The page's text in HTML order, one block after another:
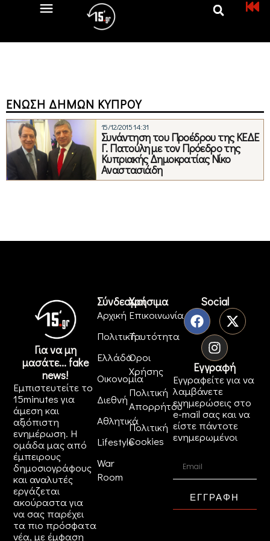
ΈΝΩΣΗ ΔΉΜΩΝ ΚΎΠΡΟΥ
15/12/2015 14:31
Συνάντηση του Προέδρου της ΚΕΔΕ
Γ. Πατούλη με τον Πρόεδρο της
Κυπριακής Δημοκρατίας Νίκο
Αναστασιάδη
Για να μη
μασάτε... fake
news!
Εμπιστευτείτε το
15minutes για
άμεση και
αξιόπιστη
ενημέρωση. Η
ομάδα μας από
έμπειρους
δημοσιογράφους
και αναλυτές
εργάζεται
ακούραστα για
να σας παρέχει
τα πιο πρόσφατα
νέα, με έμφαση
Σύνδεσμοι
Αρχική
Πολιτική
Ελλάδα
Οικονομία
Διεθνή
Αθλητικά
Lifestyle
War
Room
Χρήσιμα
Επικοινωνία
Ταυτότητα
Όροι
Χρήσης
Πολιτική
Απορρήτου
Πολιτική
Cookies
Social
Εγγραφή
Εγγραφείτε για να
λαμβάνετε
ενημερώσεις στο
e-mail σας και να
είστε πάντοτε
ενημερωμένοι
ΕΓΓΡΑΦΗ